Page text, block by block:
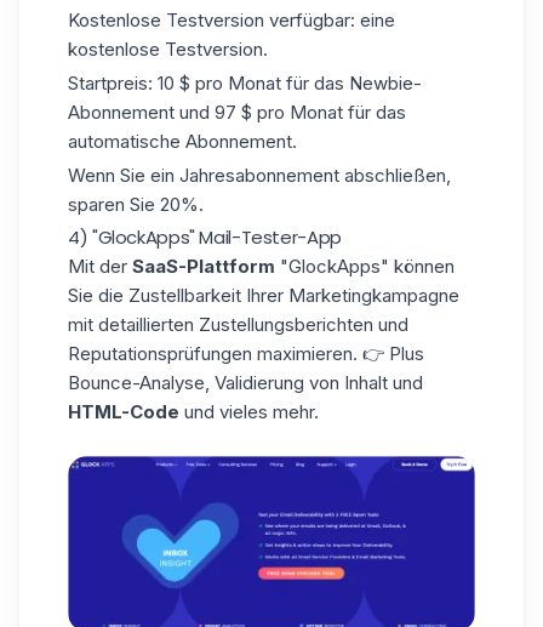
Kostenlose Testversion verfügbar: eine
kostenlose Testversion.
Startpreis: 10 $ pro Monat für das Newbie-
Abonnement und 97 $ pro Monat für das
automatische Abonnement.
Wenn Sie ein Jahresabonnement abschließen,
sparen Sie 20%.
4) "GlockApps" Mail-Tester-App
Mit der SaaS-Plattform "GlockApps" können
Sie die Zustellbarkeit Ihrer Marketingkampagne
mit detaillierten Zustellungsberichten und
Reputationsprüfungen maximieren. 👉 Plus
Bounce-Analyse, Validierung von Inhalt und
HTML-Code und vieles mehr.